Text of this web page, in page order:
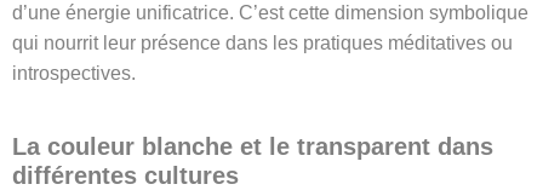
d’une énergie unificatrice. C’est cette dimension symbolique
qui nourrit leur présence dans les pratiques méditatives ou
introspectives.
La couleur blanche et le transparent dans
différentes cultures